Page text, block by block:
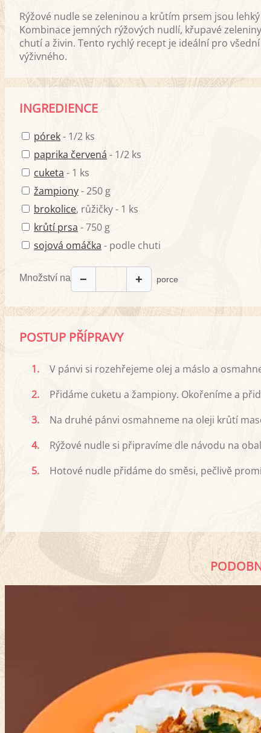
Rýžové nudle se zeleninou a krůtím prsem jsou
Kombinace jemných rýžových nudlí, křupavé
chutí a živin. Tento rychlý recept je ideální pro
výživného.
INGREDIENCE
pórek- 1/2 ks
paprika červená - 1/2 ks
cuketa - 1 ks
žampiony- 250 g
brokolice, růžičky - 1 ks
krůtí prsa - 750 g
sojová omáčka - podle chuti
Množství na − + porce
POSTUP PŘÍPRAVY
1.
V pánvi si rozehřejeme olej a máslo a
2.
Přidáme cuketu a žampiony. Okořeníme a
3.
Na druhé pánvi osmahneme na oleji krůtí
4.
Rýžové nudle si připravíme dle návodu na
5.
Hotové nudle přidáme do směsi, pečlivě